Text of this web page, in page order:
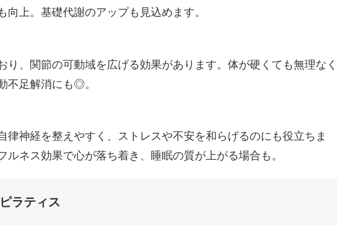
向上。基礎代謝のアップも見込めます。
り、関節の可動域を広げる効果があります。体が硬くても無理なく
不足解消にも◎。
律神経を整えやすく、ストレスや不安を和らげるのにも役立ちま
ルネス効果で心が落ち着き、睡眠の質が上がる場合も。
ラティス